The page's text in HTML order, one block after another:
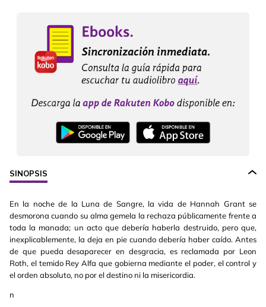
SINOPSIS
En la noche de la Luna de Sangre, la vida de Hannah Grant se
desmorona cuando su alma gemela la rechaza públicamente frente a
toda la manada; un acto que debería haberla destruido, pero que,
inexplicablemente, la deja en pie cuando debería haber caído. Antes
de que pueda desaparecer en desgracia, es reclamada por Leon
Roth, el temido Rey Alfa que gobierna mediante el poder, el control y
el orden absoluto, no por el destino ni la misericordia.
n